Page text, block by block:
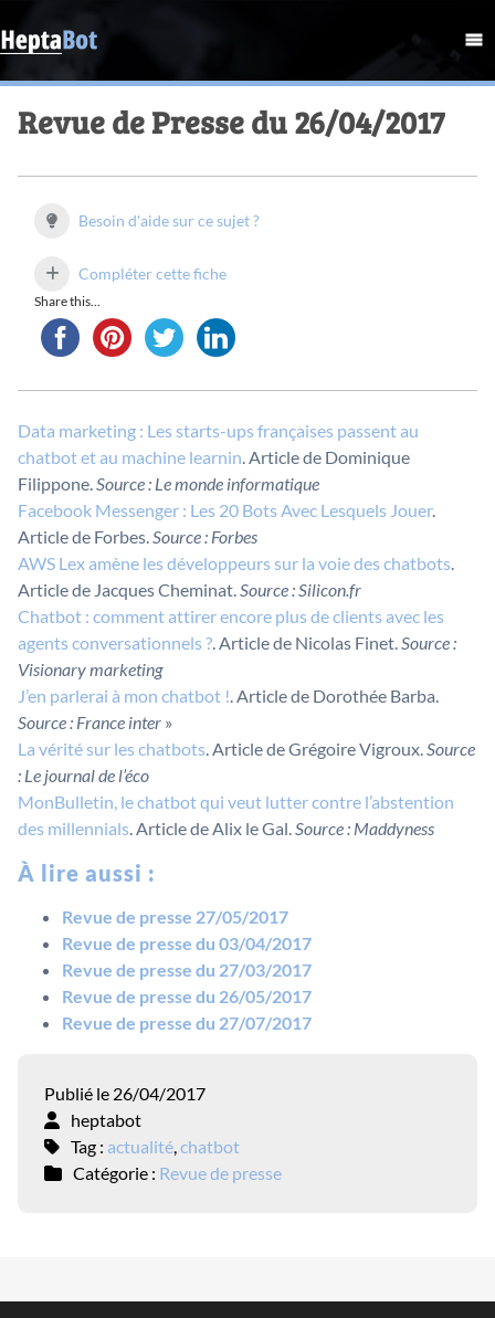
Revue de Presse du 26/04/2017
Besoin d'aide sur ce sujet ?
Compléter cette fiche
Share this...
Data marketing : Les starts-ups françaises passent au
chatbot et au machine learnin. Article de Dominique
Filippone.Source : Le monde informatique
Facebook Messenger : Les 20 Bots Avec Lesquels Jouer.
Article de Forbes.Source : Forbes
AWS Lex amène les développeurs sur la voie des chatbots.
Article de Jacques Cheminat.Source : Silicon.fr
Chatbot : comment attirer encore plus de clients avec les
agents conversationnels ?. Article de Nicolas Finet.Source :
Visionary marketing
J’en parlerai à mon chatbot !. Article de Dorothée Barba.
Source : France inter »
La vérité sur les chatbots. Article de Grégoire Vigroux.Source
: Le journal de l’éco
MonBulletin, le chatbot qui veut lutter contre l’abstention
des millennials. Article de Alix le Gal.Source : Maddyness
À lire aussi :
Revue de presse 27/05/2017
Revue de presse du 03/04/2017
Revue de presse du 27/03/2017
Revue de presse du 26/05/2017
Revue de presse du 27/07/2017
Publié le 26/04/2017
heptabot
Tag : actualité,chatbot
Catégorie : Revue de presse